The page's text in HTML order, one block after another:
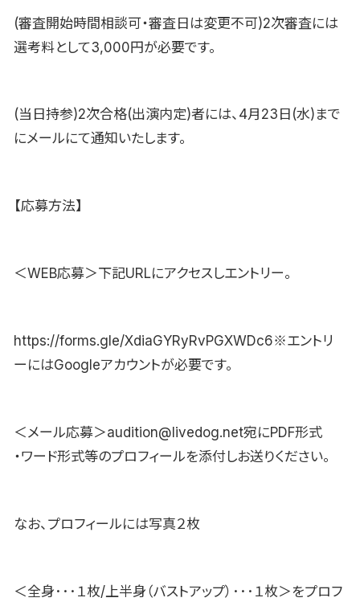
(審査開始時間相談可・審査日は変更不可)2次審査には
選考料として3,000円が必要です。
(当日持参)2次合格(出演内定)者には、4月23日(水)まで
にメールにて通知いたします。
【応募方法】
＜WEB応募＞下記URLにアクセスしエントリー。
https://forms.gle/XdiaGYRyRvPGXWDc6※エントリ
ーにはGoogleアカウントが必要です。
＜メール応募＞audition@livedog.net宛にPDF形式
・ワード形式等のプロフィールを添付しお送りください。
なお、プロフィールには写真２枚
＜全身･･･１枚/上半身（バストアップ）･･･１枚＞をプロフ